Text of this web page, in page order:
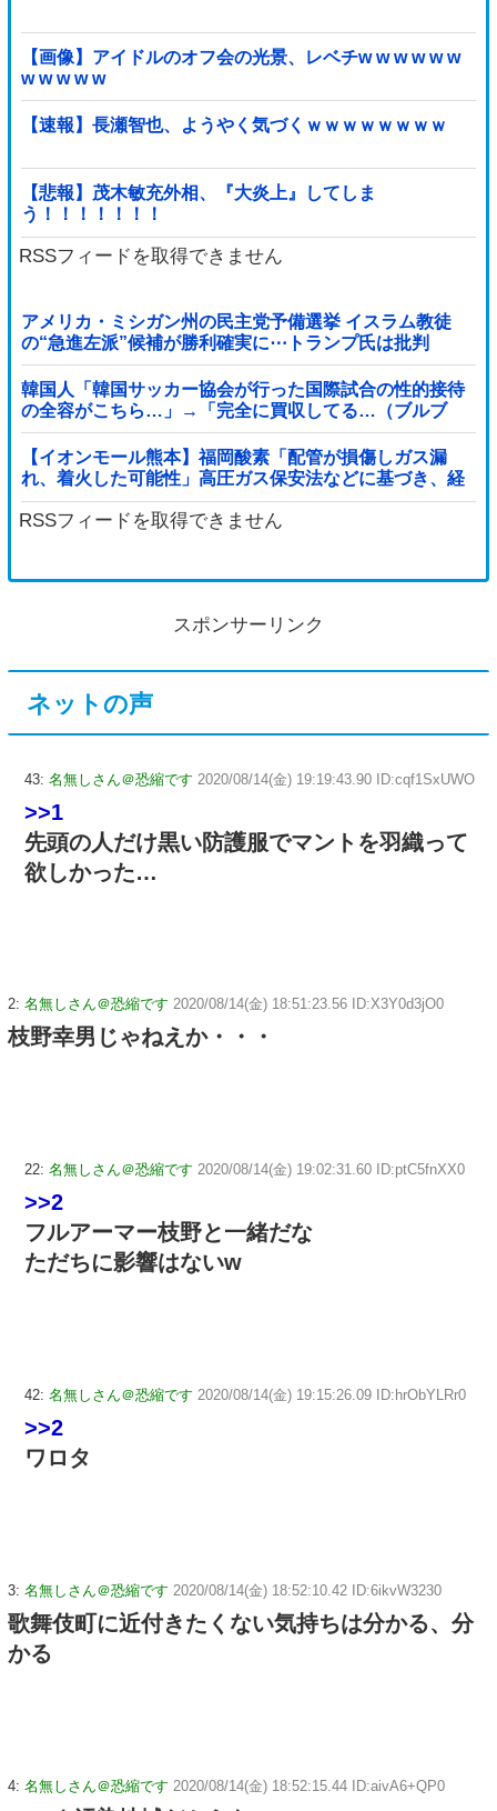
【画像】アイドルのオフ会の光景、レベチw w w w w w
w w w w w
【速報】長瀬智也、ようやく気づくｗｗｗｗｗｗｗｗ
【悲報】茂木敏充外相、『大炎上』してしま
う！！！！！！！
RSSフィードを取得できません
アメリカ・ミシガン州の民主党予備選挙 イスラム教徒
の“急進左派”候補が勝利確実に⋯トランプ氏は批判
韓国人「韓国サッカー協会が行った国際試合の性的接待
の全容がこちら…」→「完全に買収してる…（ブルブ
ル」＝韓国の反応
【イオンモール熊本】福岡酸素「配管が損傷しガス漏
れ、着火した可能性」高圧ガス保安法などに基づき、経
産省に報告他
RSSフィードを取得できません
スポンサーリンク
ネットの声
43: 名無しさん＠恐縮です 2020/08/14(金) 19:19:43.90 ID:cqf1SxUWO
>>1
先頭の人だけ黒い防護服でマントを羽織って
欲しかった…
2: 名無しさん＠恐縮です 2020/08/14(金) 18:51:23.56 ID:X3Y0d3jO0
枝野幸男じゃねえか・・・
22: 名無しさん＠恐縮です 2020/08/14(金) 19:02:31.60 ID:ptC5fnXX0
>>2
フルアーマー枝野と一緒だな
ただちに影響はないw
42: 名無しさん＠恐縮です 2020/08/14(金) 19:15:26.09 ID:hrObYLRr0
>>2
ワロタ
3: 名無しさん＠恐縮です 2020/08/14(金) 18:52:10.42 ID:6ikvW3230
歌舞伎町に近付きたくない気持ちは分かる、分
かる
4: 名無しさん＠恐縮です 2020/08/14(金) 18:52:15.44 ID:aivA6+QP0